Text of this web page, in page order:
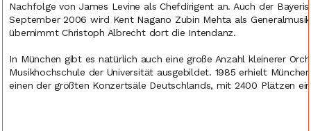
Nachfolge von James Levine als Chefdirigent an. Auch der
September 2006 wird Kent Nagano Zubin Mehta als
übernimmt Christoph Albrecht dort die Intendanz.
In München gibt es natürlich auch eine große Anzahl kleinerer
Musikhochschule der Universität ausgebildet. 1985 erhielt
einen der größten Konzertsäle Deutschlands, mit 2400 Plätzen